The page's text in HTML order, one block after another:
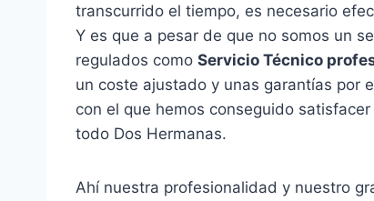
transcurrido el tiempo, es necesario
Y es que a pesar de que no somos un
regulados como Servicio Técnico
un coste ajustado y unas garantías por
con el que hemos conseguido
todo Dos Hermanas.
Ahí nuestra profesionalidad y nuestro